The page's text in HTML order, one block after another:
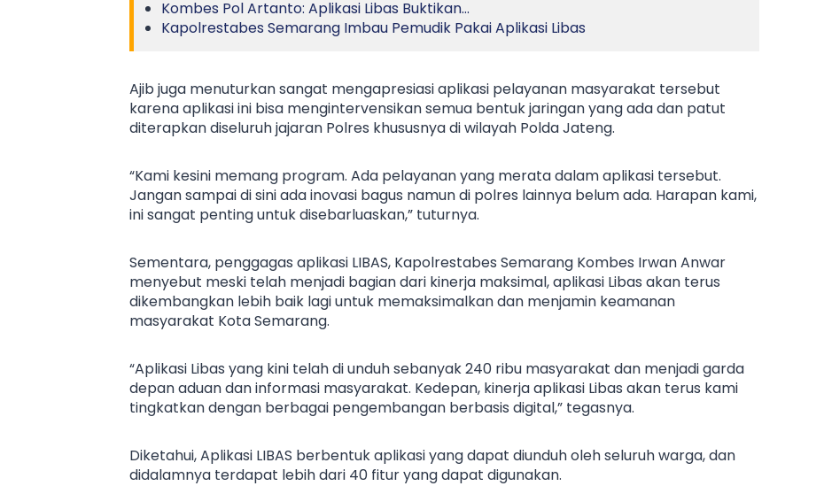
Kombes Pol Artanto: Aplikasi Libas Buktikan…
Kapolrestabes Semarang Imbau Pemudik Pakai Aplikasi Libas
Ajib juga menuturkan sangat mengapresiasi aplikasi pelayanan masyarakat tersebut
karena aplikasi ini bisa mengintervensikan semua bentuk jaringan yang ada dan patut
diterapkan diseluruh jajaran Polres khususnya di wilayah Polda Jateng.
“Kami kesini memang program. Ada pelayanan yang merata dalam aplikasi tersebut.
Jangan sampai di sini ada inovasi bagus namun di polres lainnya belum ada. Harapan kami,
ini sangat penting untuk disebarluaskan,” tuturnya.
Sementara, penggagas aplikasi LIBAS, Kapolrestabes Semarang Kombes Irwan Anwar
menyebut meski telah menjadi bagian dari kinerja maksimal, aplikasi Libas akan terus
dikembangkan lebih baik lagi untuk memaksimalkan dan menjamin keamanan
masyarakat Kota Semarang.
“Aplikasi Libas yang kini telah di unduh sebanyak 240 ribu masyarakat dan menjadi garda
depan aduan dan informasi masyarakat. Kedepan, kinerja aplikasi Libas akan terus kami
tingkatkan dengan berbagai pengembangan berbasis digital,” tegasnya.
Diketahui, Aplikasi LIBAS berbentuk aplikasi yang dapat diunduh oleh seluruh warga, dan
didalamnya terdapat lebih dari 40 fitur yang dapat digunakan.